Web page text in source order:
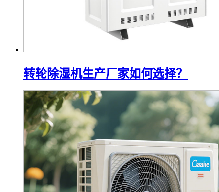
转轮除湿机生产厂家如何选择？